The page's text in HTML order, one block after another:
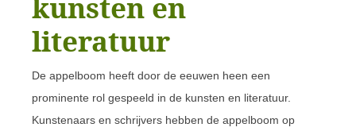
literatuur
De appelboom heeft door de eeuwen heen een
prominente rol gespeeld in de kunsten en literatuur.
Kunstenaars en schrijvers hebben de appelboom op